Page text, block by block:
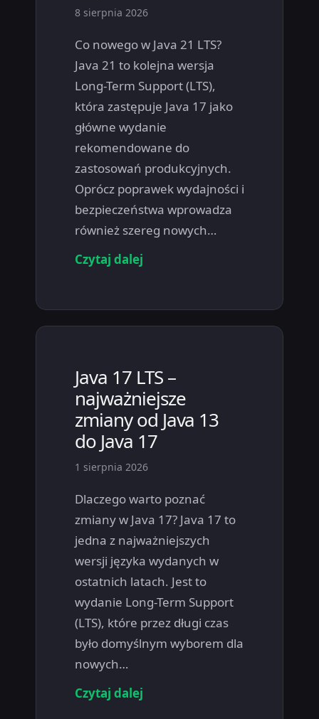
8 sierpnia 2026
Co nowego w Java 21 LTS?
Java 21 to kolejna wersja
Long-Term Support (LTS),
która zastępuje Java 17 jako
główne wydanie
rekomendowane do
zastosowań produkcyjnych.
Oprócz poprawek wydajności i
bezpieczeństwa wprowadza
również szereg nowych…
Czytaj dalej
Java 17 LTS –
najważniejsze
zmiany od Java 13
do Java 17
1 sierpnia 2026
Dlaczego warto poznać
zmiany w Java 17? Java 17 to
jedna z najważniejszych
wersji języka wydanych w
ostatnich latach. Jest to
wydanie Long-Term Support
(LTS), które przez długi czas
było domyślnym wyborem dla
nowych…
Czytaj dalej